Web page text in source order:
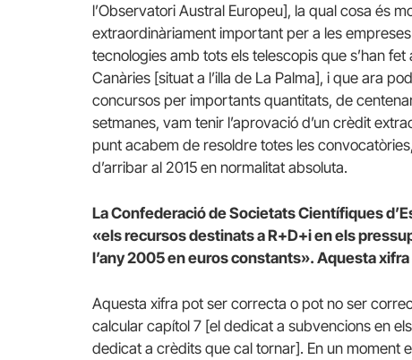
l’Observatori Austral Europeu], la qual cosa és
extraordinàriament important per a les
tecnologies amb tots els telescopis que s’han
Canàries [situat a l’illa de La Palma], i que ara
concursos per importants quantitats, de
setmanes, vam tenir l’aprovació d’un crèdit
punt acabem de resoldre totes les
d’arribar al 2015 en normalitat absoluta.
La Confederació de Societats Científiques
«els recursos destinats a R+D+i en els
l’any 2005 en euros constants». Aquesta
Aquesta xifra pot ser correcta o pot no ser
calcular capítol 7 [el dedicat a subvencions en
dedicat a crèdits que cal tornar]. En un moment